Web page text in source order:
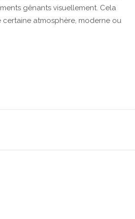
gênants visuellement. Cela
certaine atmosphère, moderne ou